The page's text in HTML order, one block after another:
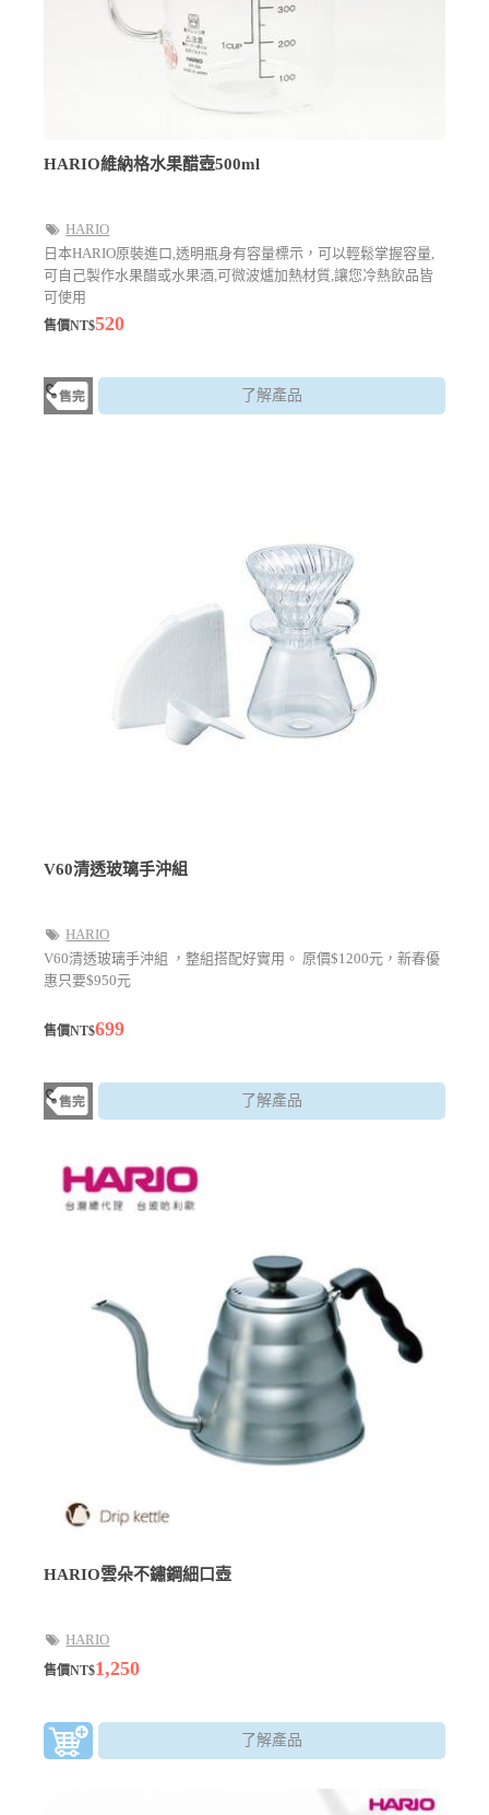
HARIO維納格水果醋壺500ml
HARIO
日本HARIO原裝進口,透明瓶身有容量標示，可以輕鬆掌握容量,
可自己製作水果醋或水果酒,可微波爐加熱材質,讓您冷熱飲品皆
可使用
售價NT$520
了解產品
V60清透玻璃手沖組
HARIO
V60清透玻璃手沖組 ，整組搭配好實用。 原價$1200元，新春優
惠只要$950元
售價NT$699
了解產品
HARIO雲朵不鏽鋼細口壺
HARIO
售價NT$1,250
了解產品